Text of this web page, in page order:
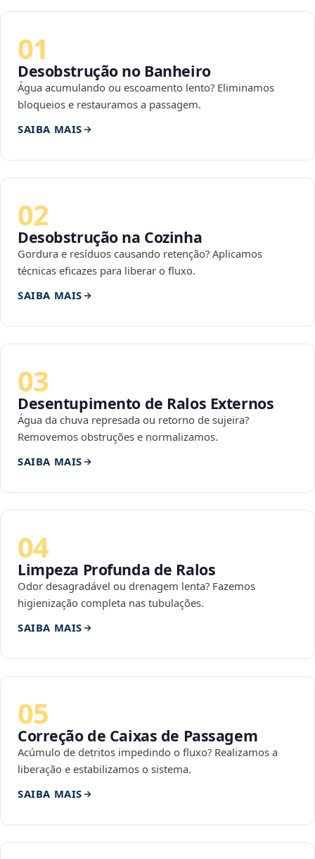
01
Desobstrução no Banheiro
Água acumulando ou escoamento lento? Eliminamos
bloqueios e restauramos a passagem.
SAIBA MAIS
02
Desobstrução na Cozinha
Gordura e resíduos causando retenção? Aplicamos
técnicas eficazes para liberar o fluxo.
SAIBA MAIS
03
Desentupimento de Ralos Externos
Água da chuva represada ou retorno de sujeira?
Removemos obstruções e normalizamos.
SAIBA MAIS
04
Limpeza Profunda de Ralos
Odor desagradável ou drenagem lenta? Fazemos
higienização completa nas tubulações.
SAIBA MAIS
05
Correção de Caixas de Passagem
Acúmulo de detritos impedindo o fluxo? Realizamos a
liberação e estabilizamos o sistema.
SAIBA MAIS